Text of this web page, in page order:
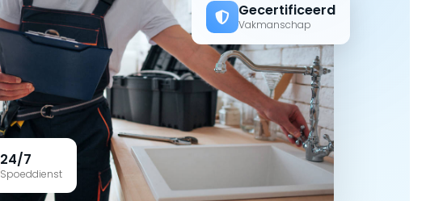
24/7
Spoeddienst
Gecertificeerd
Vakmanschap